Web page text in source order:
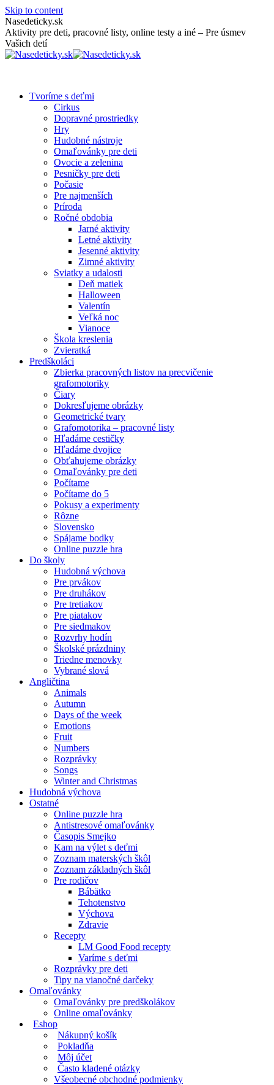
Skip to content
Nasedeticky.sk
Aktivity pre deti, pracovné listy, online testy a iné – Pre úsmev
Vašich detí
Tvoríme s deťmi
Cirkus
Dopravné prostriedky
Hry
Hudobné nástroje
Omaľovánky pre deti
Ovocie a zelenina
Pesničky pre deti
Počasie
Pre najmenších
Príroda
Ročné obdobia
Jarné aktivity
Letné aktivity
Jesenné aktivity
Zimné aktivity
Sviatky a udalosti
Deň matiek
Halloween
Valentín
Veľká noc
Vianoce
Škola kreslenia
Zvieratká
Predškoláci
Zbierka pracovných listov na precvičenie
grafomotoriky
Čiary
Dokresľujeme obrázky
Geometrické tvary
Grafomotorika – pracovné listy
Hľadáme cestičky
Hľadáme dvojice
Obťahujeme obrázky
Omaľovánky pre deti
Počítame
Počítame do 5
Pokusy a experimenty
Rôzne
Slovensko
Spájame bodky
Online puzzle hra
Do školy
Hudobná výchova
Pre prvákov
Pre druhákov
Pre tretiakov
Pre piatakov
Pre siedmakov
Rozvrhy hodín
Školské prázdniny
Triedne menovky
Vybrané slová
Angličtina
Animals
Autumn
Days of the week
Emotions
Fruit
Numbers
Rozprávky
Songs
Winter and Christmas
Hudobná výchova
Ostatné
Online puzzle hra
Antistresové omaľovánky
Časopis Smejko
Kam na výlet s deťmi
Zoznam materských škôl
Zoznam základných škôl
Pre rodičov
Bábätko
Tehotenstvo
Výchova
Zdravie
Recepty
LM Good Food recepty
Varíme s deťmi
Rozprávky pre deti
Tipy na vianočné darčeky
Omaľovánky
Omaľovánky pre predškolákov
Online omaľovánky
Eshop
Nákupný košík
Pokladňa
Môj účet
Často kladené otázky
Všeobecné obchodné podmienky